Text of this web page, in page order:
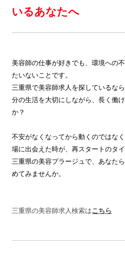
いるあなたへ
美容師の仕事が好きでも、環境への
たいないことです。
三重県で美容師求人を探しているな
分の生活を大切にしながら、長く働
か？
不安がなくなってから動くのではな
場に出会えた時が、再スタートのタイ
三重県の美容プラージュで、あなた
めてみませんか。
三重県の美容師求人検索はこちら